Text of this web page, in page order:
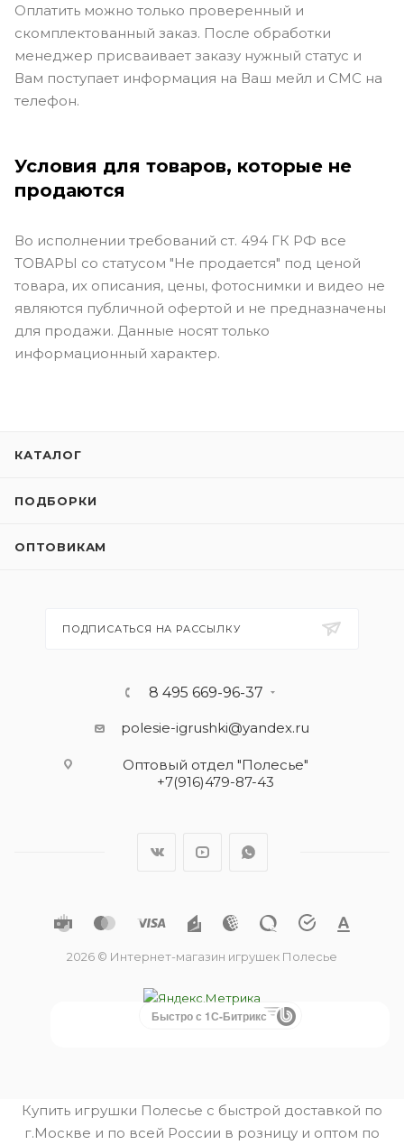
Оплатить можно только проверенный и
скомплектованный заказ. После обработки
менеджер присваивает заказу нужный статус и
Вам поступает информация на Ваш мейл и СМС на
телефон.
Условия для товаров, которые не
продаются
Во исполнении требований ст. 494 ГК РФ все
ТОВАРЫ со статусом "Не продается" под ценой
товара, их описания, цены, фотоснимки и видео не
являются публичной офертой и не предназначены
для продажи. Данные носят только
информационный характер.
КАТАЛОГ
ПОДБОРКИ
ОПТОВИКАМ
ПОДПИСАТЬСЯ НА РАССЫЛКУ
8 495 669-96-37
polesie-igrushki@yandex.ru
Оптовый отдел "Полесье"
+7(916)479-87-43
2026 © Интернет-магазин игрушек Полесье
Быстро с 1С-Битрикс
Купить игрушки Полесье с быстрой доставкой по
г.Москве и по всей России в розницу и оптом по